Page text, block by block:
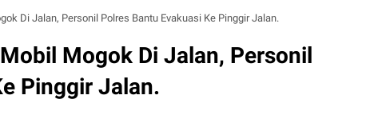
Di Jalan, Personil Polres Bantu Evakuasi Ke Pinggir Jalan.
Mogok Di Jalan, Personil
Pinggir Jalan.